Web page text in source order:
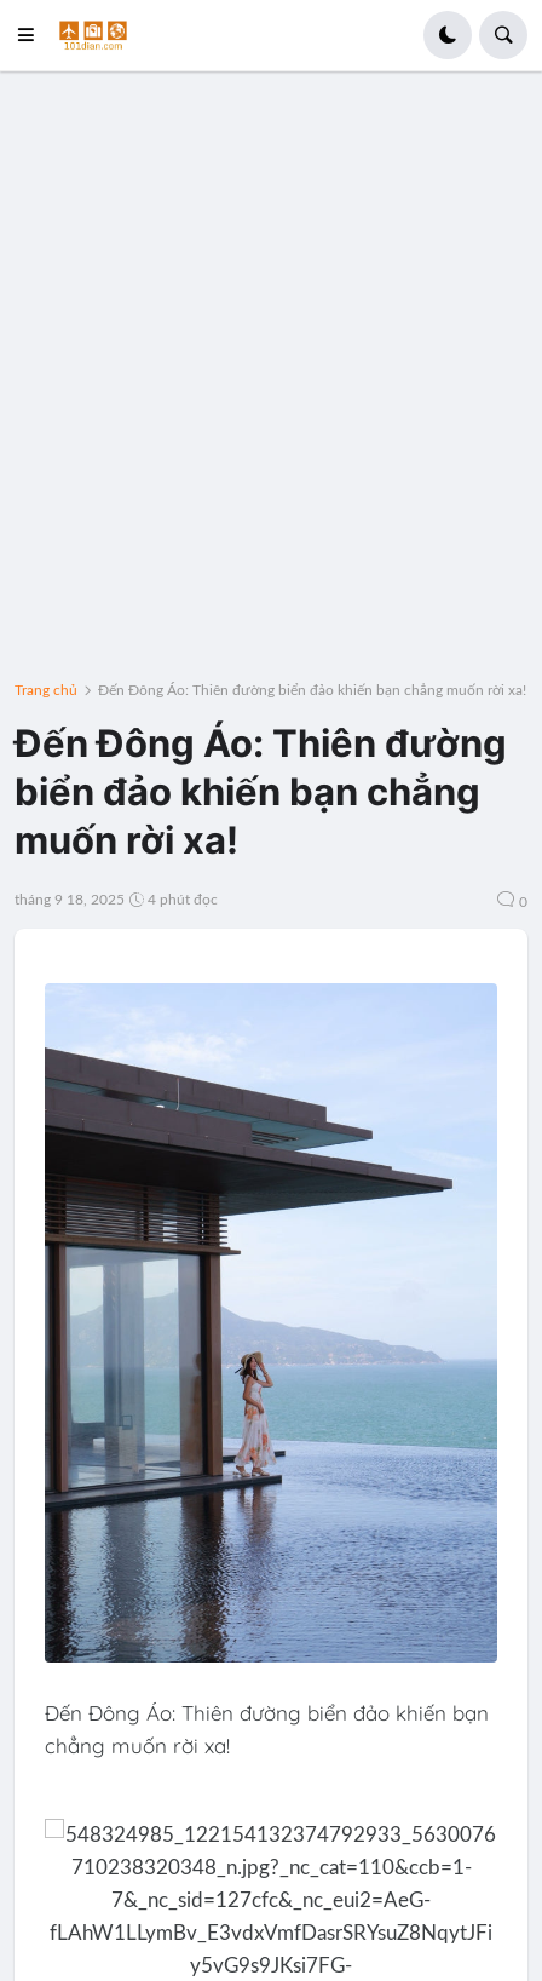
Trang chủ Đến Đông Áo: Thiên đường biển đảo khiến bạn chẳng muốn rời xa!
Đến Đông Áo: Thiên đường
biển đảo khiến bạn chẳng
muốn rời xa!
tháng 9 18, 2025 4 phút đọc 0
Đến Đông Áo: Thiên đường biển đảo khiến bạn
chẳng muốn rời xa!